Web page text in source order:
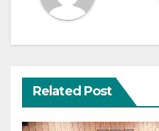
Related Post